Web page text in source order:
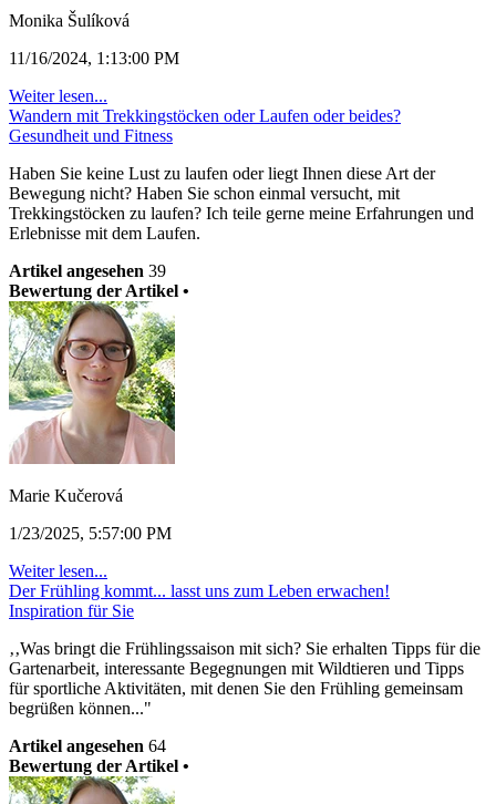
Monika Šulíková
11/16/2024, 1:13:00 PM
Weiter lesen...
Wandern mit Trekkingstöcken oder Laufen oder beides?
Gesundheit und Fitness
Haben Sie keine Lust zu laufen oder liegt Ihnen diese Art der
Bewegung nicht? Haben Sie schon einmal versucht, mit
Trekkingstöcken zu laufen? Ich teile gerne meine Erfahrungen und
Erlebnisse mit dem Laufen.
Artikel angesehen 39
Bewertung der Artikel •
Marie Kučerová
1/23/2025, 5:57:00 PM
Weiter lesen...
Der Frühling kommt... lasst uns zum Leben erwachen!
Inspiration für Sie
‚‚Was bringt die Frühlingssaison mit sich? Sie erhalten Tipps für die
Gartenarbeit, interessante Begegnungen mit Wildtieren und Tipps
für sportliche Aktivitäten, mit denen Sie den Frühling gemeinsam
begrüßen können..."
Artikel angesehen 64
Bewertung der Artikel •